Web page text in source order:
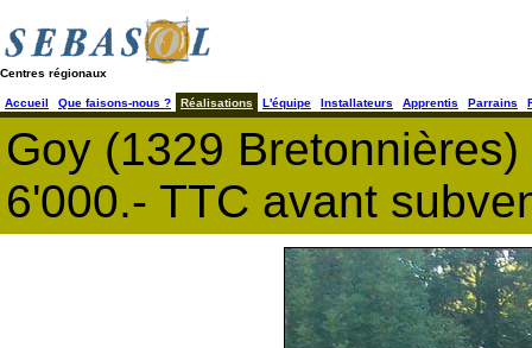
Centres régionaux
Accueil Que faisons-nous ? Réalisations L'équipe Installateurs Apprentis Parrains
Goy (1329
6'000.- TTC avant